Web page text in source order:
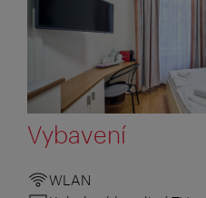
Vybavení
WLAN